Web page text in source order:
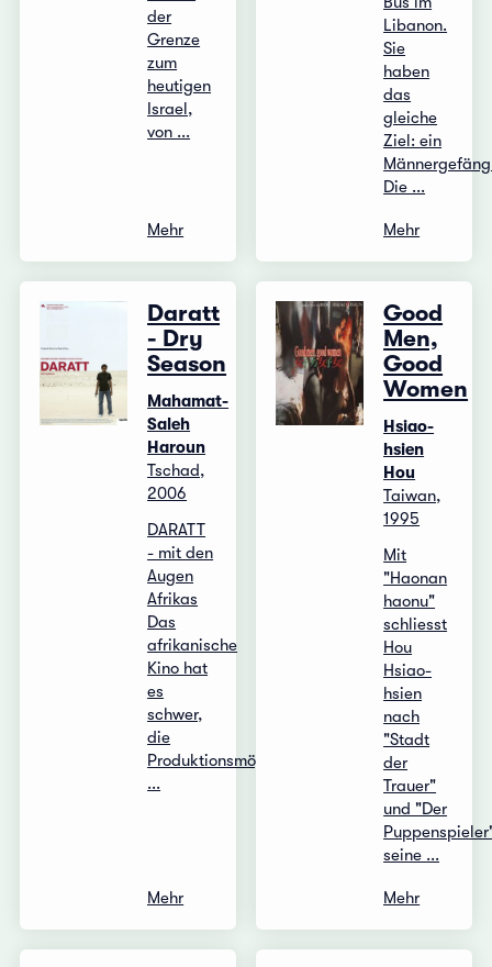
der
Grenze
zum
heutigen
Israel,
von ...
Mehr
Libanon.
Sie
haben
das
gleiche
Ziel: ein
Die ...
Mehr
Daratt
- Dry
Season
Mahamat-
Saleh
Haroun
Tschad,
2006
DARATT
- mit den
Augen
Afrikas
Das
afrikanische
Kino hat
es
schwer,
die
Produktionsmöglichkeiten
...
Mehr
Good
Men,
Good
Women
Hsiao-
hsien
Hou
Taiwan,
1995
Mit
"Haonan
haonu"
schliesst
Hou
Hsiao-
hsien
nach
"Stadt
der
Trauer"
und "Der
seine ...
Mehr